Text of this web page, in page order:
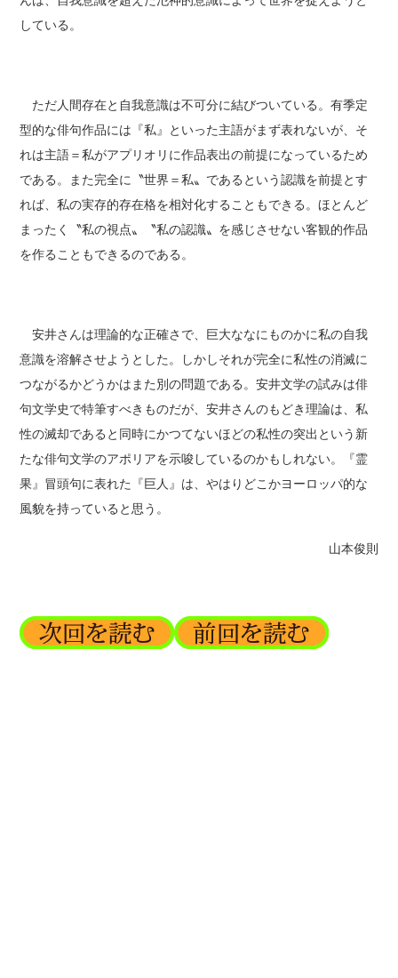
している。
ただ人間存在と自我意識は不可分に結びついている。有季定
型的な俳句作品には『私』といった主語がまず表れないが、そ
れは主語＝私がアプリオリに作品表出の前提になっているため
である。また完全に〝世界＝私〟であるという認識を前提とす
れば、私の実存的存在格を相対化することもできる。ほとんど
まったく〝私の視点〟〝私の認識〟を感じさせない客観的作品
を作ることもできるのである。
安井さんは理論的な正確さで、巨大ななにものかに私の自我
意識を溶解させようとした。しかしそれが完全に私性の消滅に
つながるかどうかはまた別の問題である。安井文学の試みは俳
句文学史で特筆すべきものだが、安井さんのもどき理論は、私
性の滅却であると同時にかつてないほどの私性の突出という新
たな俳句文学のアポリアを示唆しているのかもしれない。『霊
果』冒頭句に表れた『巨人』は、やはりどこかヨーロッパ的な
風貌を持っていると思う。
山本俊則